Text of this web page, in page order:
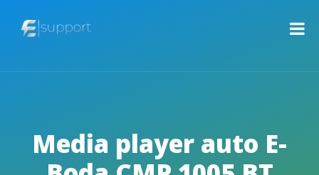
Media player auto E-